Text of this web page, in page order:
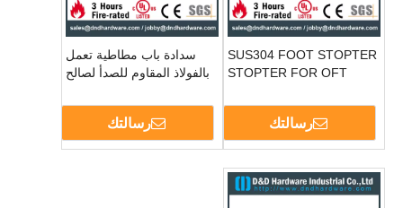
SUS304 FOOT STOPTER
STOPTER FOR OFT
رسالتك
سدادة باب مطاطية تعمل
بالفولاذ المقاوم للصدأ لصالح
رسالتك